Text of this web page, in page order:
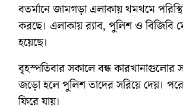
বতর্মানে জামগড়া এলাকায় থমথমে
করছে। এলাকায় র‌্যাব, পুলিশ ও বিজিবি
হয়েছে।
বৃহস্পতিবার সকালে বন্ধ কারখানাগুলোর
জড়ো হলে পুলিশ তাদের সরিয়ে দেয়। পরে
ফিরে যায়।